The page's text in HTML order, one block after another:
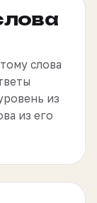
слова
из
из его